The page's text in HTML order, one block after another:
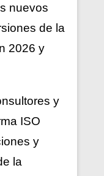
nuevos
de la
2026 y
y
ISO
y
la